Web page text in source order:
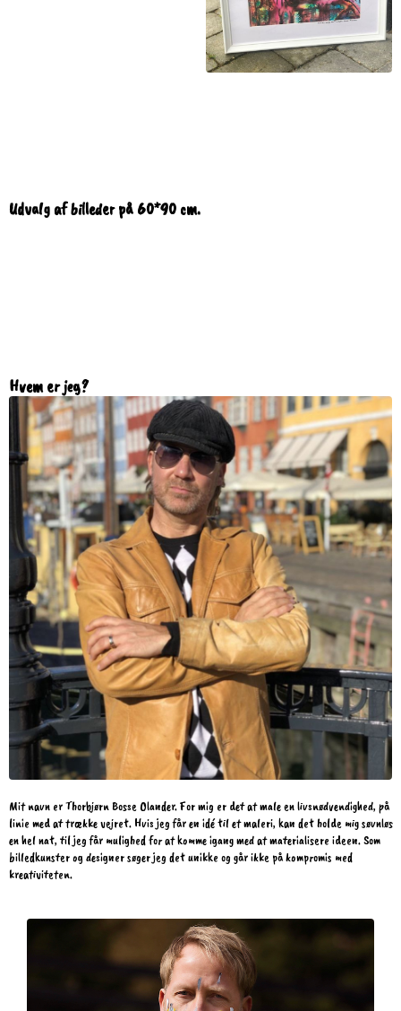
Udvalg af billeder på 60*90 cm.
Hvem er jeg?
Mit navn er Thorbjørn Bosse Olander. For mig er det at male en livsnødvendighed, på
linie med at trække vejret. Hvis jeg får en idé til et maleri, kan det holde mig søvnløs
en hel nat, til jeg får mulighed for at komme igang med at materialisere ideen. Som
billedkunster og designer søger jeg det unikke og går ikke på kompromis med
kreativiteten.